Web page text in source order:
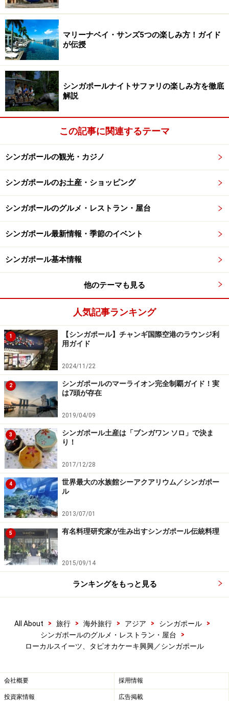
そして、右端のウビカユは、サツマイモの甘さ控えめの
ケーキ。ちょっとぱさぱさしているので、お茶と一緒に
頂くと、自然な甘みを楽しめると思います。
タピオカケーキのお店ではあるものの、個人的に一番の
お勧めは、ローマイキ。ピーナッツとココナッツのフィ
リングがあるのですが、パームシュガーで味付けされた
コクのあるフィリングが、柔らかいお餅とよく合いま
シンガポールで親しまれている、お手頃絶品スイーツ、
美味しいお店の多いマックスウェルフードセンター、そ
の他にもお勧めのお店があるので、ぜひチェックしてみ
てくださいね！
・ピーナッツスープの老舗
・シンガポールで大人気の軽食オイスターケーキの名店
Maxwell Fuzhou Oyster Cake（洪家福州蠣家）
Zhen Zhen Porridge（真真粥品）
＜DATA＞
■Xing Xing Tapioka Cake（興興）
営業時間：8:00～13:30（売り切れ次第終了）日曜休
住所：1 Kadayamallur St Stall 31 Maxwell Food Centre,
069184
アクセス：MRTチャイナタウン駅徒歩7分、マックスウ
ェルフードセンター内
【関連記事】
タピオカとは…今さら聞けない原料や歴史、危険な
噂まで解説
※記事内容は執筆時点のものです。最新の内容をご確認くださ
」を確認するなど、安全確保に十分注意を払ってく
ださい。
マリーナベイ・サンズ5つの楽しみ方！ガイド
が伝授
シンガポールナイトサファリの楽しみ方を徹底
解説
この記事に関連するテーマ
シンガポールの観光・カジノ
シンガポールのお土産・ショッピング
シンガポールのグルメ・レストラン・屋台
シンガポール最新情報・季節のイベント
シンガポール基本情報
他のテーマも見る
人気記事ランキング
1
【シンガポール】チャンギ国際空港のラウンジ利
用ガイド
2024/11/22
2
シンガポールのマーライオン完全制覇ガイド！実
は7頭が存在
2019/04/09
3
シンガポール土産は「ブンガワン ソロ」で決ま
り！
2017/12/28
4
世界最大の水族館シーアクアリウム／シンガポー
ル
2013/07/01
5 有名料理研究家が生み出すシンガポール伝統料理
2015/09/14
ランキングをもっと見る
All About > 旅行 > 海外旅行 > アジア > シンガポール
>
シンガポールのグルメ・レストラン・屋台
>
ローカルスイーツ、タピオカケーキ興興／シンガポール
会社概要 採用情報
投資家情報 広告掲載